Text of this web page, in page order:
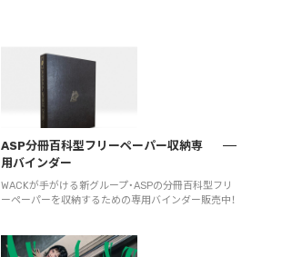
ASP分冊百科型フリーペーパー収納専
用バインダー
WACKが手がける新グループ・ASPの分冊百科型フリ
ーペーパーを収納するための専用バインダー販売中！